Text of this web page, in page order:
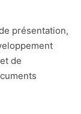
présentation,
de